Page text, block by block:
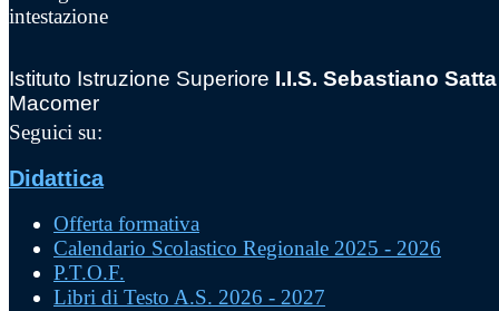
Istituto Istruzione Superiore I.I.S. Sebastiano Satta
Macomer
Seguici su:
Didattica
Offerta formativa
Calendario Scolastico Regionale 2025 - 2026
P.T.O.F.
Libri di Testo A.S. 2026 - 2027